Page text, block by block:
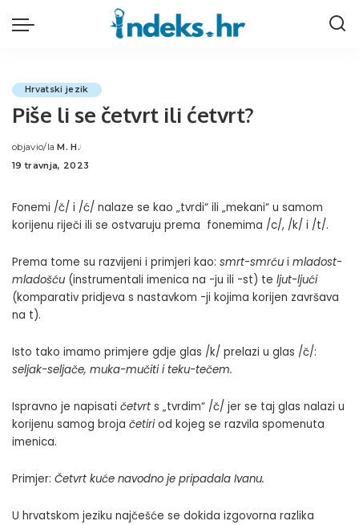
Hrvatski jezik
Piše li se četvrt ili ćetvrt?
Posted
by
objavio/la M. H.
19 travnja, 2023
Fonemi /č/ i /ć/ nalaze se kao „tvrdi“ ili „mekani“ u samom
korijenu riječi ili se ostvaruju prema fonemima /c/, /k/ i /t/.
Prema tome su razvijeni i primjeri kao: smrt-smrću i mladost-
mladošću (instrumentali imenica na -ju ili -st) te ljut-ljući
(komparativ pridjeva s nastavkom -ji kojima korijen završava
na t).
Isto tako imamo primjere gdje glas /k/ prelazi u glas /č/:
seljak-seljače, muka-mučiti i teku-tečem.
Ispravno je napisati četvrt s „tvrdim“ /č/ jer se taj glas nalazi u
korijenu samog broja četiriod kojeg se razvila spomenuta
imenica.
Primjer: Četvrt kuće navodno je pripadala Ivanu.
U hrvatskom jeziku najčešće se dokida izgovorna razlika